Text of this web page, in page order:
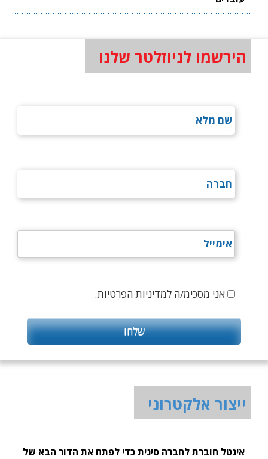
הירשמו לניוזלטר שלנו
אני מסכימ/ה למדיניות הפרטיות.
ייצור אלקטרוני
אינטל חוברת לחברה סינית כדי לפתח את הדור הבא של